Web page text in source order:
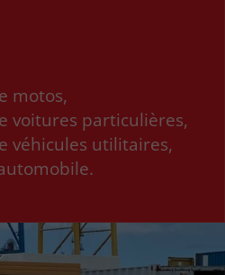
motos,
voitures particulières,
véhicules utilitaires,